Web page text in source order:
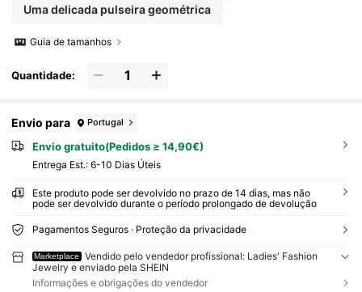
Uma delicada pulseira geométrica
Guia de tamanhos
Quantidade:
Envio para Portugal
Envio gratuito(Pedidos ≥ 14,90€)
Entrega Est.: 6-10 Dias Úteis
Este produto pode ser devolvido no prazo de 14 dias, mas não
pode ser devolvido durante o período prolongado de devolução
Pagamentos Seguros · Proteção da privacidade
Marketplace
Vendido pelo vendedor profissional: Ladies' Fashion
Jewelry e enviado pela SHEIN
Informações e obrigações do vendedor